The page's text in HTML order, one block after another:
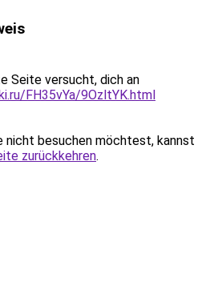
Seite versucht, dich an
FH35vYa/9OzltYK.html
nicht besuchen möchtest, kannst
zurückkehren.